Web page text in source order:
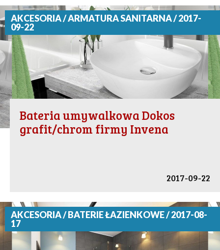
AKCESORIA / ARMATURA SANITARNA / 2017-
09-22
Bateria umywalkowa Dokos
grafit/chrom firmy Invena
2017-09-22
AKCESORIA / BATERIE ŁAZIENKOWE / 2017-08-
17